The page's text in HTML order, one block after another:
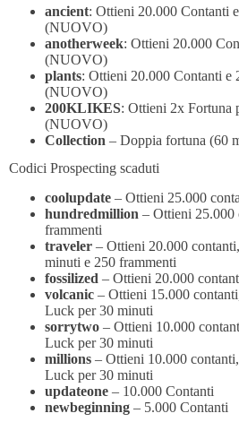
ancient: Ottieni 20.000 Contanti
(NUOVO)
anotherweek: Ottieni 20.000
(NUOVO)
plants: Ottieni 20.000 Contanti e
(NUOVO)
200KLIKES: Ottieni 2x Fortuna
(NUOVO)
Collection – Doppia fortuna (60
Codici Prospecting scaduti
coolupdate – Ottieni 25.000
hundredmillion – Ottieni 25.000
frammenti
traveler – Ottieni 20.000
minuti e 250 frammenti
fossilized – Ottieni 20.000
volcanic – Ottieni 15.000
Luck per 30 minuti
sorrytwo – Ottieni 10.000
Luck per 30 minuti
millions – Ottieni 10.000
Luck per 30 minuti
updateone – 10.000 Contanti
newbeginning – 5.000 Contanti